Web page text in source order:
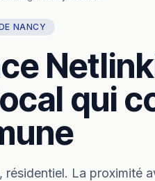
NANCY
qui
résidentiel. La proximité